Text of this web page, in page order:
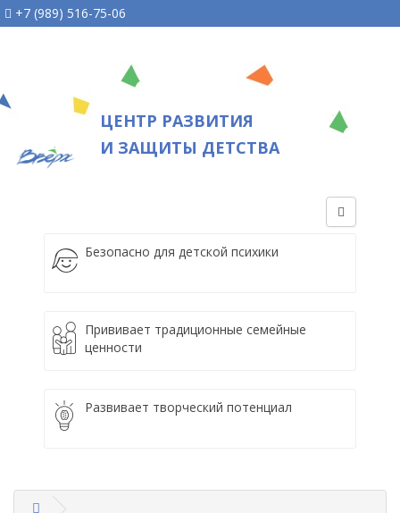
+7 (989) 516-75-06
ЦЕНТР РАЗВИТИЯ
И ЗАЩИТЫ ДЕТСТВА
Безопасно для детской психики
Прививает традиционные семейные
ценности
Развивает творческий потенциал